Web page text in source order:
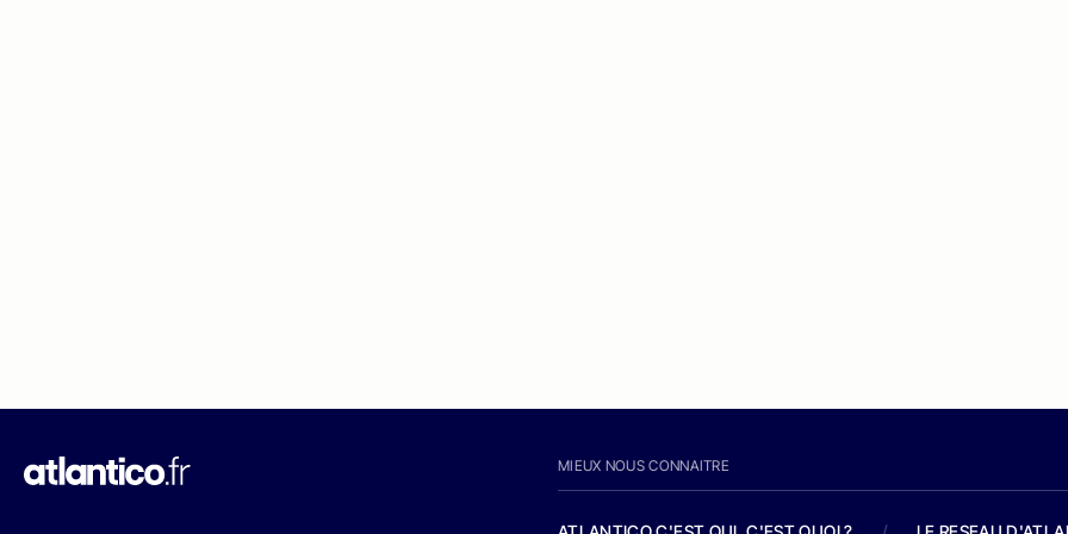
MIEUX NOUS CONNAITRE